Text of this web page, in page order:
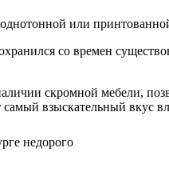
или
со времен
скромной мебели,
самый взыскательный вкус